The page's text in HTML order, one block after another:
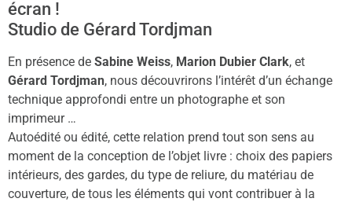
écran !
Studio de Gérard Tordjman
En présence de Sabine Weiss, Marion Dubier Clark, et
Gérard Tordjman, nous découvrirons l’intérêt d’un échange
technique approfondi entre un photographe et son
imprimeur …
Autoédité ou édité, cette relation prend tout son sens au
moment de la conception de l’objet livre : choix des papiers
intérieurs, des gardes, du type de reliure, du matériau de
couverture, de tous les éléments qui vont contribuer à la